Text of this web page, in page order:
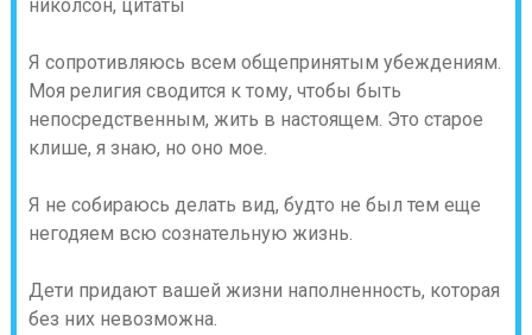
Я сопротивляюсь всем общепринятым убеждениям.
Моя религия сводится к тому, чтобы быть
непосредственным, жить в настоящем. Это старое
клише, я знаю, но оно мое.
Я не собираюсь делать вид, будто не был тем еще
негодяем всю сознательную жизнь.
Дети придают вашей жизни наполненность, которая
без них невозможна.